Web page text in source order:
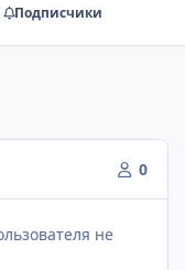
Подписчики
0
не